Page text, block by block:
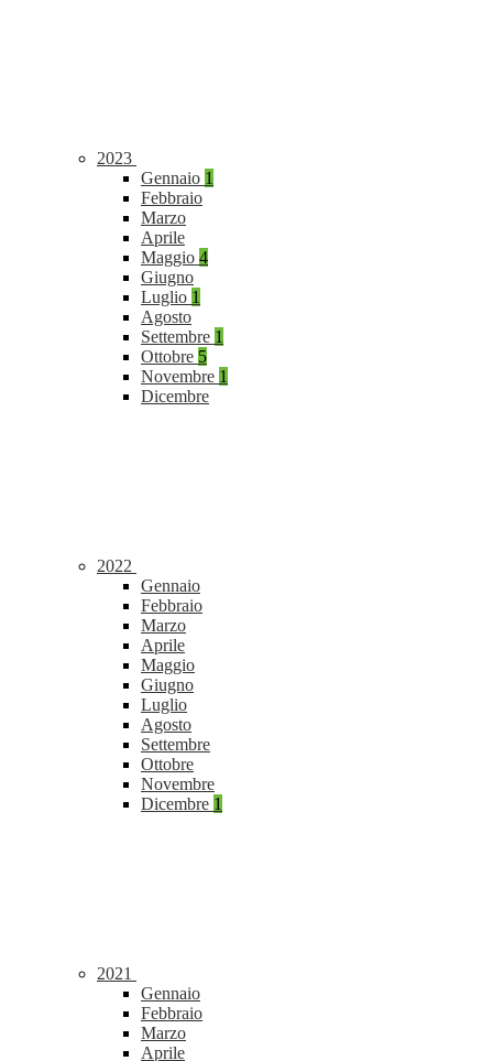
2023
Gennaio 1
Febbraio
Marzo
Aprile
Maggio 4
Giugno
Luglio 1
Agosto
Settembre 1
Ottobre 5
Novembre 1
Dicembre
2022
Gennaio
Febbraio
Marzo
Aprile
Maggio
Giugno
Luglio
Agosto
Settembre
Ottobre
Novembre
Dicembre 1
2021
Gennaio
Febbraio
Marzo
Aprile